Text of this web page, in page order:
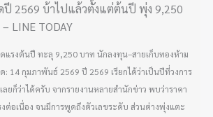
ปี 2569 บ้าไปแล้วตั้งแต่ต้นปี พุ่ง 9,250
LINE TODAY
แรงต้นปี ทะลุ 9,250 บาท นักลงทุน–สายเก็บทองห้าม
14 กุมภาพันธ์ 2569 ปี 2569 เรียกได้ว่าเป็นปีที่วงการ
ยก็ว่าได้ครับ จากรายงานหลายสำนักข่าว พบว่าราคา
ต่อเนื่อง จนมีการพูดถึงตัวเลขระดับ ส่วนต่างพุ่งแตะ